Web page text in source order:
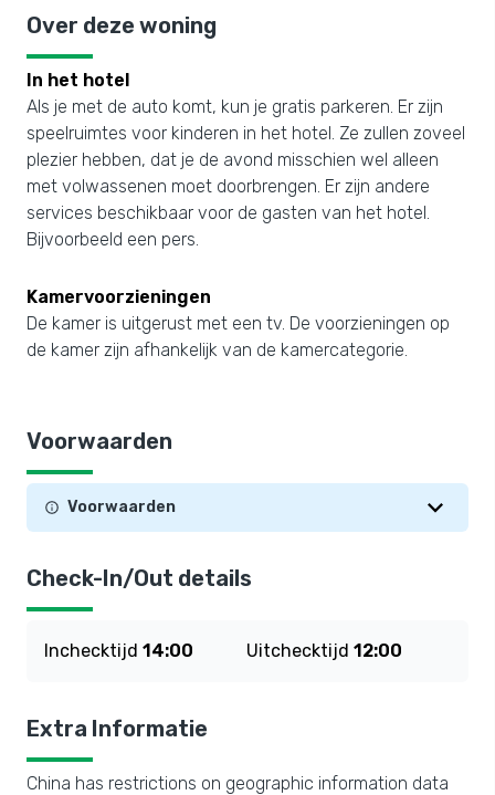
Over deze woning
In het hotel
Als je met de auto komt, kun je gratis parkeren. Er zijn
speelruimtes voor kinderen in het hotel. Ze zullen zoveel
plezier hebben, dat je de avond misschien wel alleen
met volwassenen moet doorbrengen. Er zijn andere
services beschikbaar voor de gasten van het hotel.
Bijvoorbeeld een pers.
Kamervoorzieningen
De kamer is uitgerust met een tv. De voorzieningen op
de kamer zijn afhankelijk van de kamercategorie.
Voorwaarden
Voorwaarden
Check-In/Out details
Inchecktijd 14:00 Uitchecktijd 12:00
Extra Informatie
China has restrictions on geographic information data